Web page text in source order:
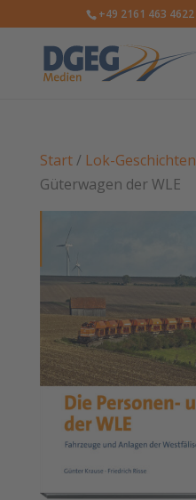
+49 2161 463 4622
Start/ Lok-Geschichten
Güterwagen der WLE